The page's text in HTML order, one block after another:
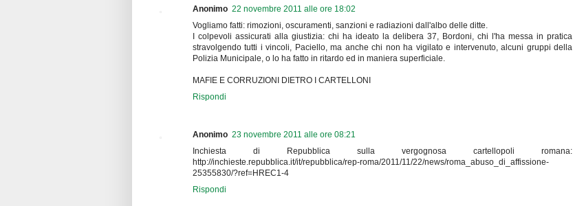
Anonimo 22 novembre 2011 alle ore 18:02
Vogliamo fatti: rimozioni, oscuramenti, sanzioni e radiazioni dall'albo delle ditte.
I colpevoli assicurati alla giustizia: chi ha ideato la delibera 37, Bordoni, chi l'ha messa in pratica
stravolgendo tutti i vincoli, Paciello, ma anche chi non ha vigilato e intervenuto, alcuni gruppi della
Polizia Municipale, o lo ha fatto in ritardo ed in maniera superficiale.
MAFIE E CORRUZIONI DIETRO I CARTELLONI
Rispondi
Anonimo 23 novembre 2011 alle ore 08:21
Inchiesta di Repubblica sulla vergognosa cartellopoli romana:
http://inchieste.repubblica.it/it/repubblica/rep-roma/2011/11/22/news/roma_abuso_di_affissione-
25355830/?ref=HREC1-4
Rispondi